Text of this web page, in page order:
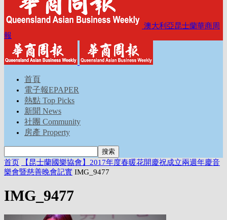
澳大利亞昆士蘭華商周
報
首頁
電子報EPAPER
熱點 Top Picks
新聞 News
社團 Community
房產 Property
首页
【昆士蘭國樂協會】2017年度春暖花開慶祝成立兩週年慶音
樂會暨慈善晚會記實 IMG_9477
IMG_9477